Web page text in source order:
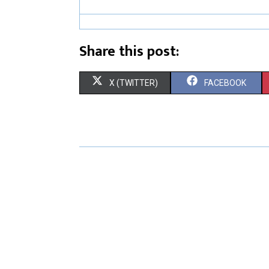
Share this post:
X (TWITTER) FACEBOOK